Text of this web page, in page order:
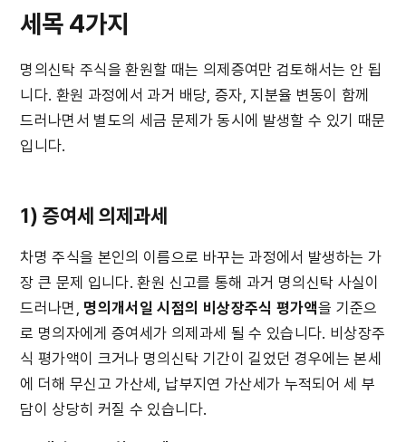
세목 4가지
명의신탁 주식을 환원할 때는 의제증여만 검토해서는 안 됩
니다. 환원 과정에서 과거 배당, 증자, 지분율 변동이 함께
드러나면서 별도의 세금 문제가 동시에 발생할 수 있기 때문
입니다.
1) 증여세 의제과세
차명 주식을 본인의 이름으로 바꾸는 과정에서 발생하는 가
장 큰 문제 입니다. 환원 신고를 통해 과거 명의신탁 사실이
드러나면, 명의개서일 시점의 비상장주식 평가액을 기준으
로 명의자에게 증여세가 의제과세 될 수 있습니다. 비상장주
식 평가액이 크거나 명의신탁 기간이 길었던 경우에는 본세
에 더해 무신고 가산세, 납부지연 가산세가 누적되어 세 부
담이 상당히 커질 수 있습니다.